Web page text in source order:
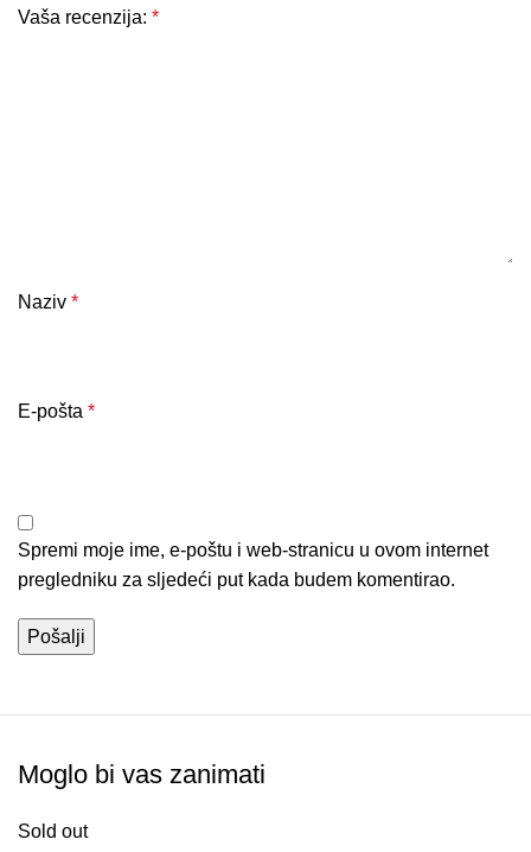
Vaša recenzija: *
Naziv *
E-pošta *
Spremi moje ime, e-poštu i web-stranicu u ovom internet
pregledniku za sljedeći put kada budem komentirao.
Moglo bi vas zanimati
Sold out